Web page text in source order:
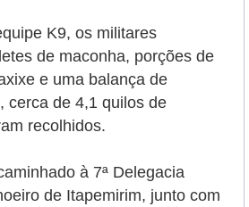
K9, os militares
de maconha, porções de
e uma balança de
cerca de 4,1 quilos de
recolhidos.
à 7ª Delegacia
de Itapemirim, junto com